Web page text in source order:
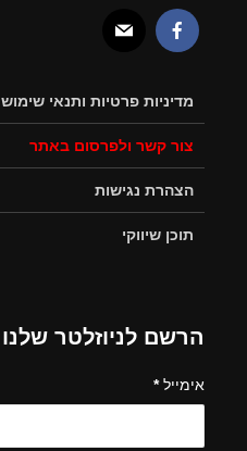
מדיניות פרטיות ותנאי שימוש
צור קשר ולפרסום באתר
הצהרת נגישות
תוכן שיווקי
הרשם לניוזלטר שלנו
אימייל*